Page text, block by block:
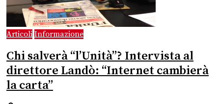
Articoli Informazione
Chi salverà “l’Unità”? Intervista al
direttore Landò: “Internet cambierà
la carta”